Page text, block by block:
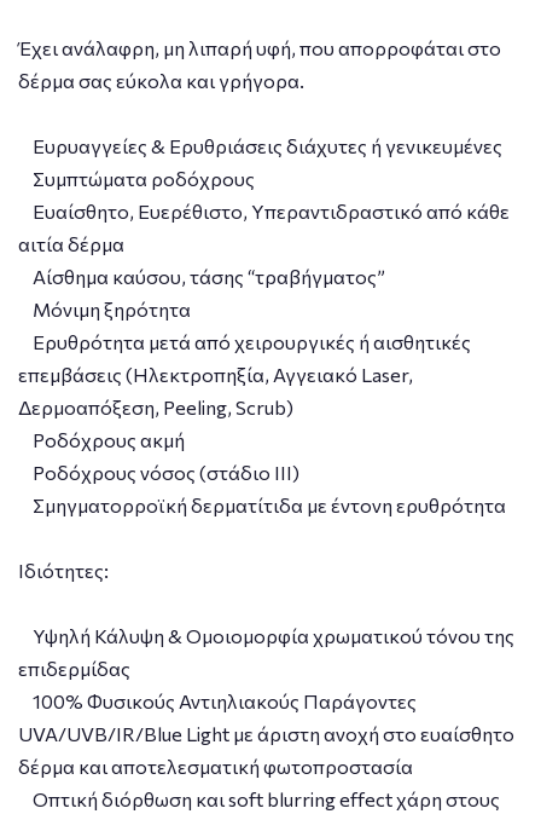
Έχει ανάλαφρη, μη λιπαρή υφή, που απορροφάται στο
δέρμα σας εύκολα και γρήγορα.
Eυρυαγγείες & Ερυθριάσεις διάχυτες ή γενικευμένες
Συμπτώματα ροδόχρους
Ευαίσθητο, Ευερέθιστο, Υπεραντιδραστικό από κάθε
αιτία δέρμα
Αίσθημα καύσου, τάσης “τραβήγματος”
Μόνιμη ξηρότητα
Ερυθρότητα μετά από χειρουργικές ή αισθητικές
επεμβάσεις (Hλεκτροπηξία, Αγγειακό Laser,
Δερμοαπόξεση, Peeling, Scrub)
Ροδόχρους ακμή
Ροδόχρους νόσος (στάδιο ΙΙΙ)
Σμηγματορροϊκή δερματίτιδα με έντονη ερυθρότητα
Ιδιότητες:
Υψηλή Κάλυψη & Ομοιομορφία χρωματικού τόνου της
επιδερμίδας
100% Φυσικούς Αντιηλιακούς Παράγοντες
UVA/UVB/IR/Blue Light με άριστη ανοχή στο ευαίσθητο
δέρμα και αποτελεσματική φωτοπροστασία
Οπτική διόρθωση και soft blurring effect χάρη στους